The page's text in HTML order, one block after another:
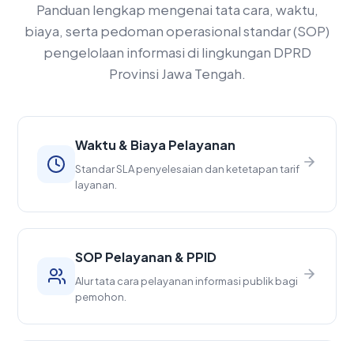
Panduan lengkap mengenai tata cara, waktu,
biaya, serta pedoman operasional standar (SOP)
pengelolaan informasi di lingkungan DPRD
Provinsi Jawa Tengah.
Waktu & Biaya Pelayanan
Standar SLA penyelesaian dan ketetapan tarif
layanan.
SOP Pelayanan & PPID
Alur tata cara pelayanan informasi publik bagi
pemohon.